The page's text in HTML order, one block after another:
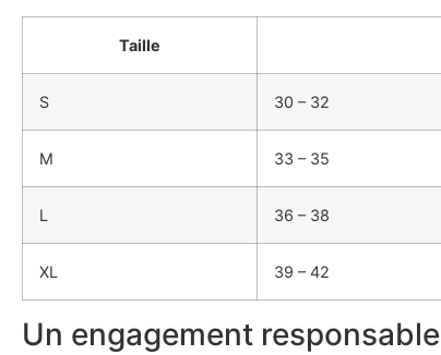
Taille
S 30 – 32
M 33 – 35
L 36 – 38
XL 39 – 42
Un engagement responsable